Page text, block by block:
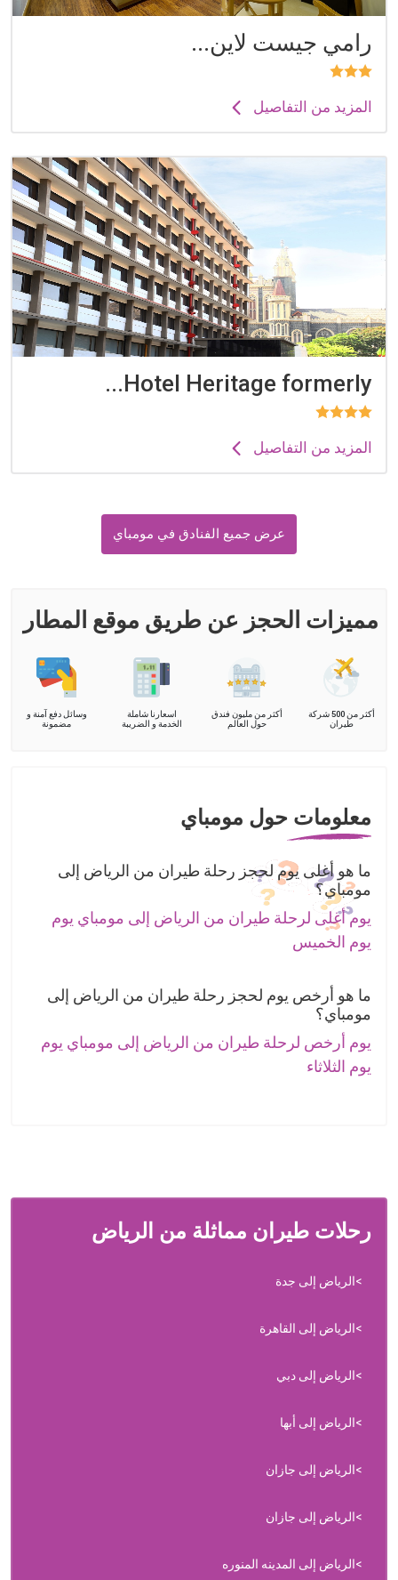
رامي جيست لاين...
المزيد من التفاصيل
Hotel Heritage formerly...
المزيد من التفاصيل
عرض جميع الفنادق في مومباي
مميزات الحجز عن طريق موقع المطار
أكثر من 500 شركة
طيران
أكثر من مليون فندق
حول العالم
اسعارنا شاملة
الخدمة و الضريبة
وسائل دفع آمنة و
مضمونة
معلومات حول مومباي
ما هو أغلى يوم لحجز رحلة طيران من الرياض إلى
مومباي؟
يوم أغلى لرحلة طيران من الرياض إلى مومباي يوم
يوم الخميس
ما هو أرخص يوم لحجز رحلة طيران من الرياض إلى
مومباي؟
يوم أرخص لرحلة طيران من الرياض إلى مومباي يوم
يوم الثلاثاء
رحلات طيران مماثلة من الرياض
الرياض إلى جدة
الرياض إلى القاهرة
الرياض إلى دبي
الرياض إلى أبها
الرياض إلى جازان
الرياض إلى جازان
الرياض إلى المدينه المنوره